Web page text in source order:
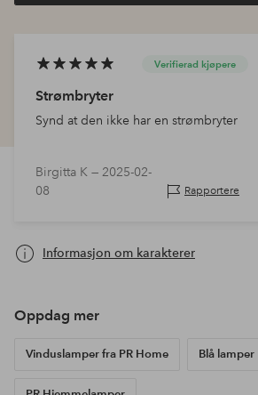
Verifierad kjøpere
Strømbryter
Synd at den ikke har en strømbryter
Birgitta K — 2025-02-
08
Rapportere
Informasjon om karakterer
Oppdag mer
Vinduslamper fra PR Home Blå lamper